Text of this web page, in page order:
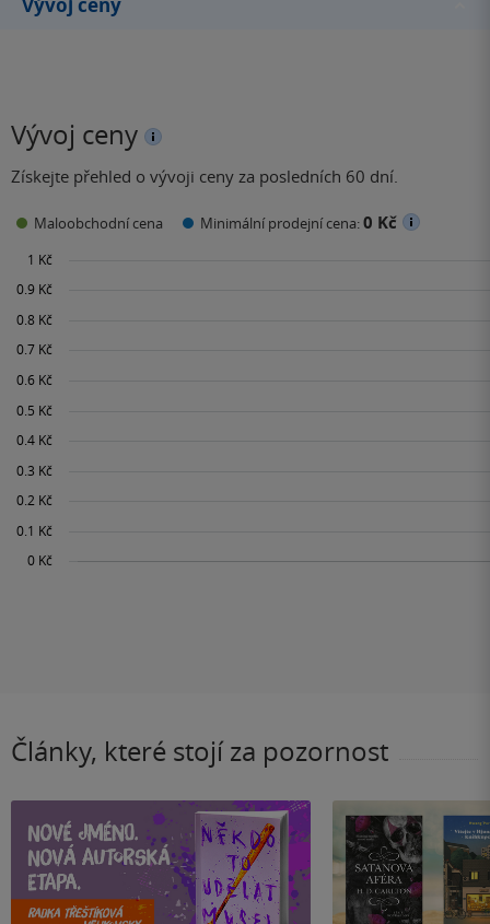
Vývoj ceny
Vývoj ceny
Získejte přehled o vývoji ceny za posledních 60 dní.
Maloobchodní cena Minimální prodejní cena:0 Kč
Články, které stojí za pozornost